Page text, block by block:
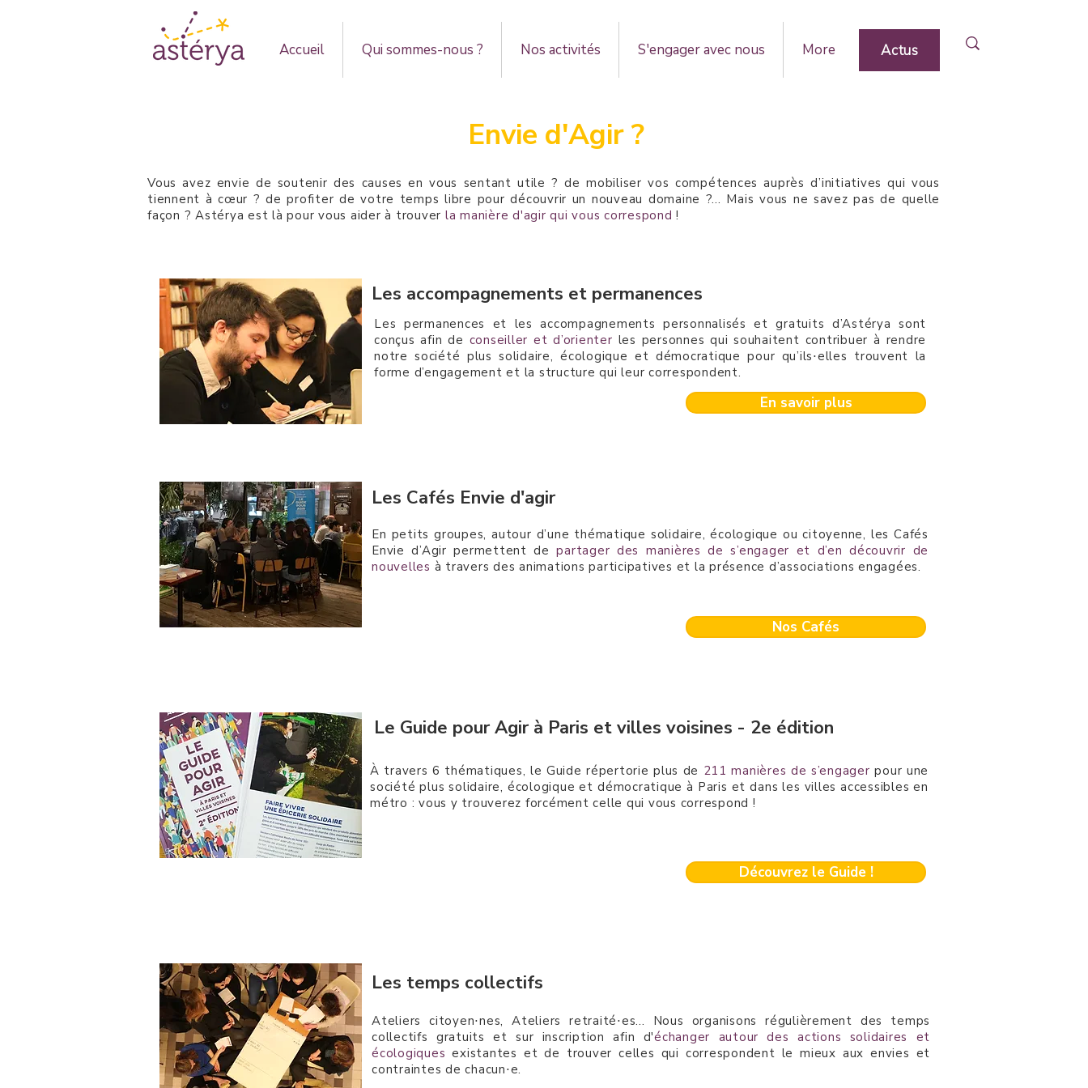
Accueil Qui sommes-nous ? Nos activités S'engager avec nous More Actus
Envie d'Agir ?
Vous avez envie de soutenir des causes en vous sentant utile ? de mobiliser vos compétences auprès d’initiatives qui vous
tiennent à cœur ? de profiter de votre temps libre pour découvrir un nouveau domaine ?... Mais vous ne savez pas de quelle
façon ? Astérya est là pour vous aider à trouver la manière d'agir qui vous correspond !
Les accompagnements et permanences
En savoir plus
Les permanences et les accompagnements personnalisés et gratuits d’Astérya sont
conçus afin de conseiller et d’orienter les personnes qui souhaitent contribuer à rendre
notre société plus solidaire, écologique et démocratique pour qu’ils⋅elles trouvent la
forme d’engagement et la structure qui leur correspondent.
Les Cafés Envie d'agir
En petits groupes, autour d’une thématique solidaire, écologique ou citoyenne, les Cafés
Envie d’Agir permettent departager des manières de s’engager et d’en découvrir de
nouvelles à travers des animations participatives et la présence d’associations engagées.
Nos Cafés
Le Guide pour Agir à Paris et villes voisines - 2e édition
À travers 6 thématiques, le Guide répertorie plus de 211 manières de s’engagerpour une
société plus solidaire, écologique et démocratique à Paris et dans les villes accessibles en
métro : vous y trouverez forcément celle qui vous correspond !
Découvrez le Guide !
Les temps collectifs
Ateliers citoyen⋅nes, Ateliers retraité⋅es... Nous organisons régulièrement des temps
collectifs gratuits et sur inscription afin d'échanger autour des actions solidaires et
écologiques existantes et de trouver celles qui correspondent le mieux aux envies et
contraintes de chacun⋅e.